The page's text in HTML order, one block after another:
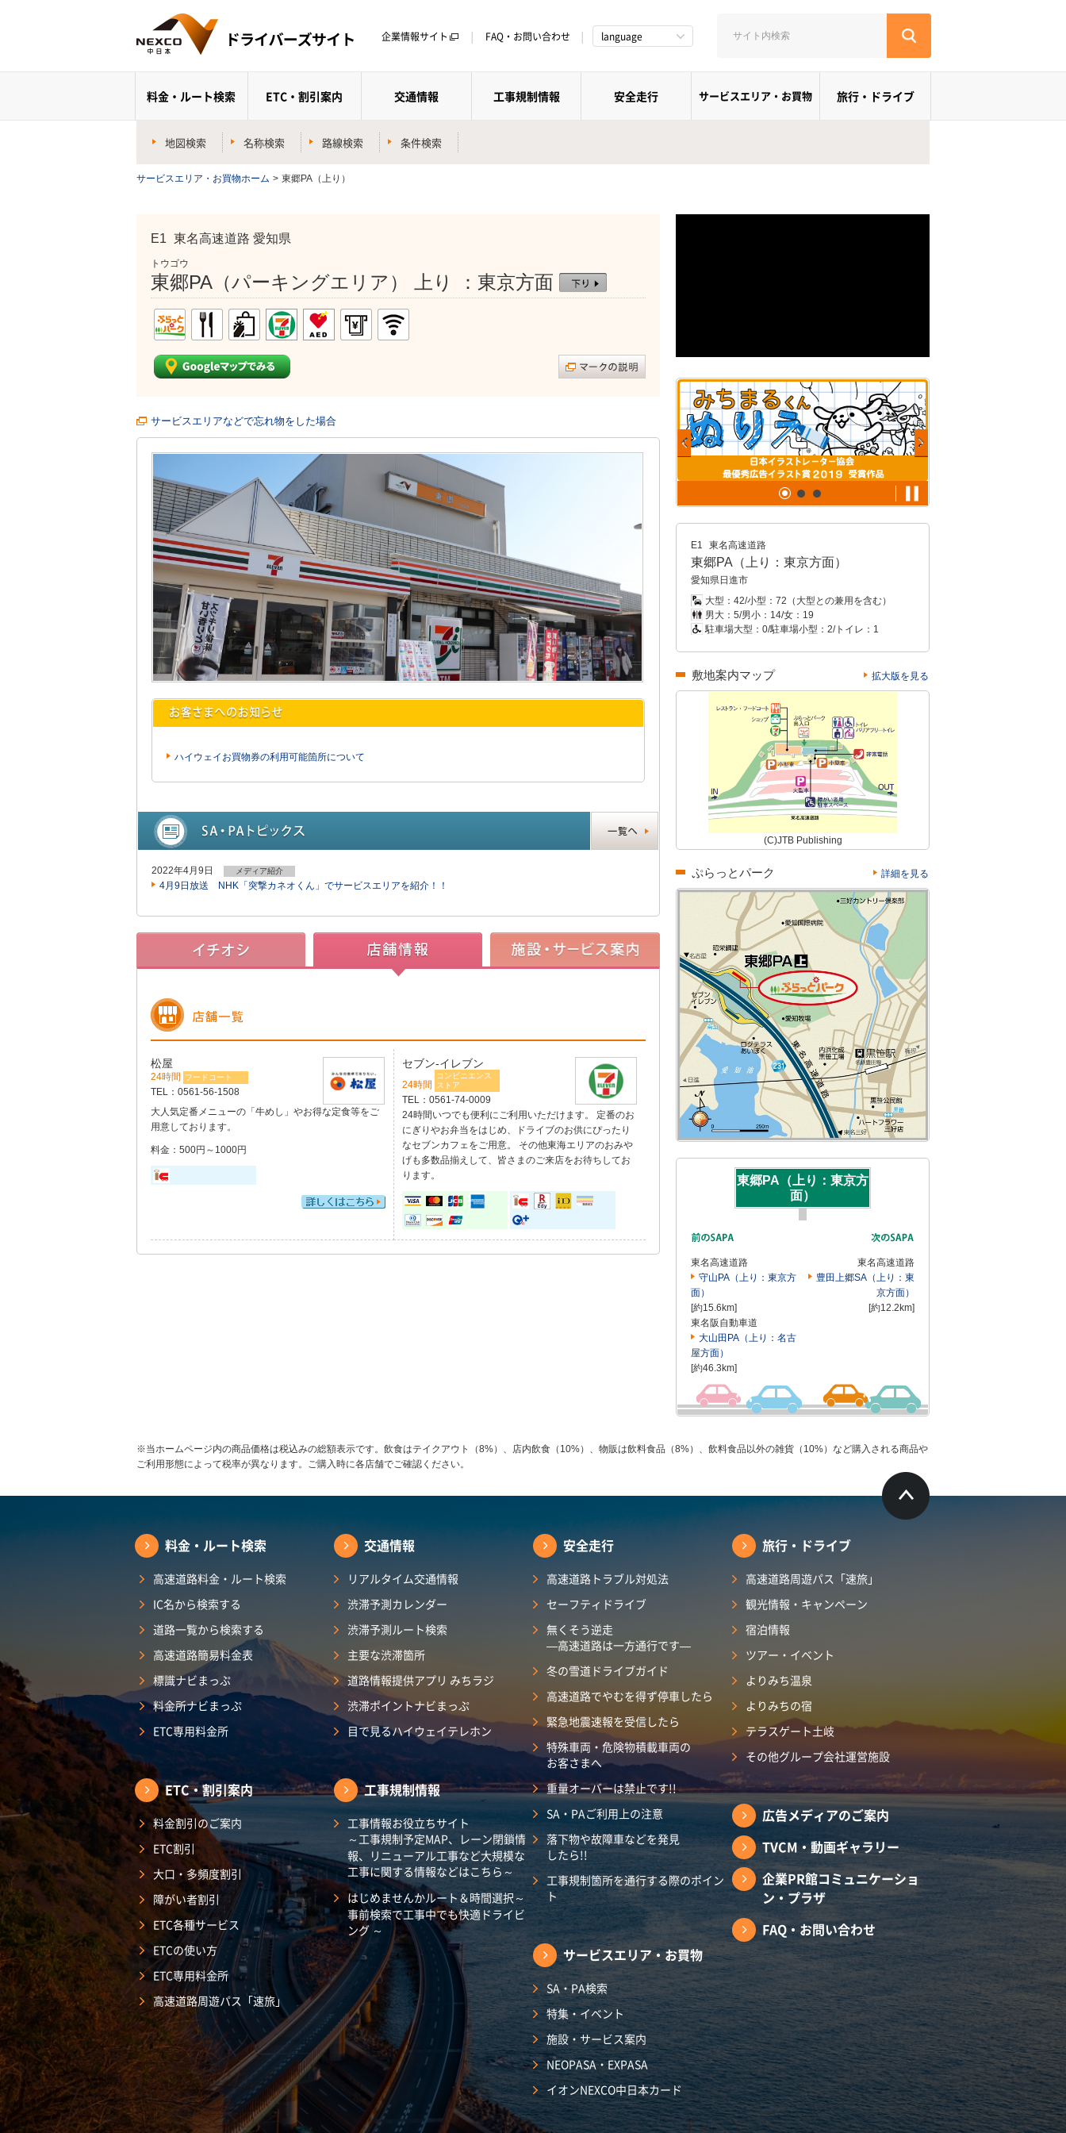
企業情報サイト FAQ・お問い合わせ language
料金・ルート検索 ETC・割引案内 交通情報 工事規制情報 安全走行 サービスエリア・お買物 旅行・ドライブ
地図検索 名称検索 路線検索 条件検索
サービスエリア・お買物ホーム > 東郷PA（上り）
E1 東名高速道路 愛知県
トウゴウ
東郷PA（パーキングエリア） 上り ：東京方面
サービスエリアなどで忘れ物をした場合
ハイウェイお買物券の利用可能箇所について
2022年4月9日 メディア紹介
4月9日放送 NHK「突撃カネオくん」でサービスエリアを紹介！！
松屋
24時間 フードコート
TEL： 0561-56-1508
大人気定番メニューの「牛めし」やお得な定食等をご
用意しております。
料金：500円～1000円
セブン-イレブン
24時間
コンビニエンス
ストア
TEL： 0561-74-0009
24時間いつでも便利にご利用いただけます。 定番のお
にぎりやお弁当をはじめ、ドライブのお供にぴったり
なセブンカフェをご用意。 その他東海エリアのおみや
げも多数品揃えして、皆さまのご来店をお待ちしてお
ります。
E1 東名高速道路
東郷PA（上り：東京方面）
愛知県日進市
大型：42/小型：72（大型との兼用を含む）
男大：5/男小：14/女：19
駐車場大型：0/駐車場小型：2/トイレ：1
敷地案内マップ 拡大版を見る
(C)JTB Publishing
ぷらっとパーク 詳細を見る
東郷PA（上り：東京方
面）
東名高速道路
守山PA（上り：東京方
面）
[約15.6km]
東名阪自動車道
大山田PA（上り：名古
屋方面）
[約46.3km]
東名高速道路
豊田上郷SA（上り：東
京方面）
[約12.2km]
※当ホームページ内の商品価格は税込みの総額表示です。飲食はテイクアウト（8%）、店内飲食（10%）、物販は飲料食品（8%）、飲料食品以外の雑貨（10%）など購入される商品や
ご利用形態によって税率が異なります。ご購入時に各店舗でご確認ください。
料金・ルート検索
高速道路料金・ルート検索
IC名から検索する
道路一覧から検索する
高速道路簡易料金表
標識ナビまっぷ
料金所ナビまっぷ
ETC専用料金所
ETC・割引案内
料金割引のご案内
ETC割引
大口・多頻度割引
障がい者割引
ETC各種サービス
ETCの使い方
ETC専用料金所
高速道路周遊パス「速旅」
交通情報
リアルタイム交通情報
渋滞予測カレンダー
渋滞予測ルート検索
主要な渋滞箇所
道路情報提供アプリ みちラジ
渋滞ポイントナビまっぷ
目で見るハイウェイテレホン
工事規制情報
工事情報お役立ちサイト
～工事規制予定MAP、レーン閉鎖情
報、リニューアル工事など大規模な
工事に関する情報などはこちら～
はじめませんかルート＆時間選択～
事前検索で工事中でも快適ドライビ
ング ～
安全走行
高速道路トラブル対処法
セーフティドライブ
無くそう逆走
―高速道路は一方通行です―
冬の雪道ドライブガイド
高速道路でやむを得ず停車したら
緊急地震速報を受信したら
特殊車両・危険物積載車両の
お客さまへ
重量オーバーは禁止です!!
SA・PAご利用上の注意
落下物や故障車などを発見
したら!!
工事規制箇所を通行する際のポイン
ト
サービスエリア・お買物
SA・PA検索
特集・イベント
施設・サービス案内
NEOPASA・EXPASA
イオンNEXCO中日本カード
旅行・ドライブ
高速道路周遊パス「速旅」
観光情報・キャンペーン
宿泊情報
ツアー・イベント
よりみち温泉
よりみちの宿
テラスゲート土岐
その他グループ会社運営施設
広告メディアのご案内
TVCM・動画ギャラリー
企業PR館コミュニケーショ
ン・プラザ
FAQ・お問い合わせ